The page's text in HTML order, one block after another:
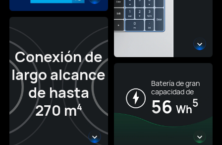
Conexión de
largo alcance
de hasta
270 m4
Batería de gran
capacidad de
56 Wh5